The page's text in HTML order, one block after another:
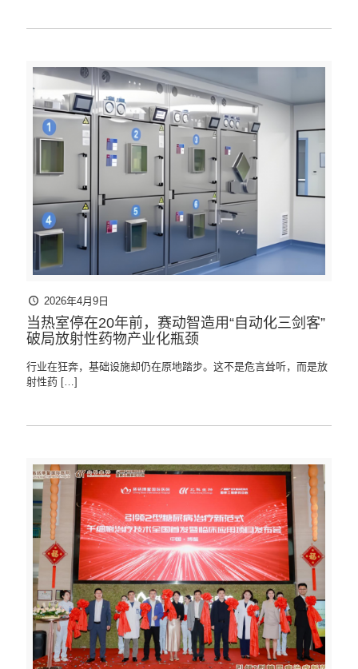
2026年4月9日
当热室停在20年前，赛动智造用“自动化三剑客”
破局放射性药物产业化瓶颈
行业在狂奔，基础设施却仍在原地踏步。这不是危言耸听，而是放
射性药 […]